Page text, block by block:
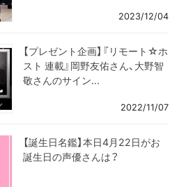
2023/12/04
【プレゼント企画】『リモート☆ホ
スト 連載』岡野友佑さん、大野智
敬さんのサイン...
2022/11/07
【誕生日名鑑】本日4月22日がお
誕生日の声優さんは？